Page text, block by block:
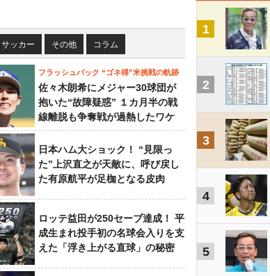
サッカー その他 コラム
フラッシュバック “ゴネ得”米挑戦の軌跡
佐々木朗希にメジャー30球団が
抱いた“故障疑惑” １カ月半の戦
線離脱も争奪戦が過熱したワケ
日本ハム大ショック！ “見限っ
た”上沢直之が天敵に、呼び戻し
た有原航平が足枷となる皮肉
ロッテ益田が250セーブ達成！ 平
成生まれ投手初の名球会入りを支
えた「浮き上がる直球」の秘密
1
2
3
4
5